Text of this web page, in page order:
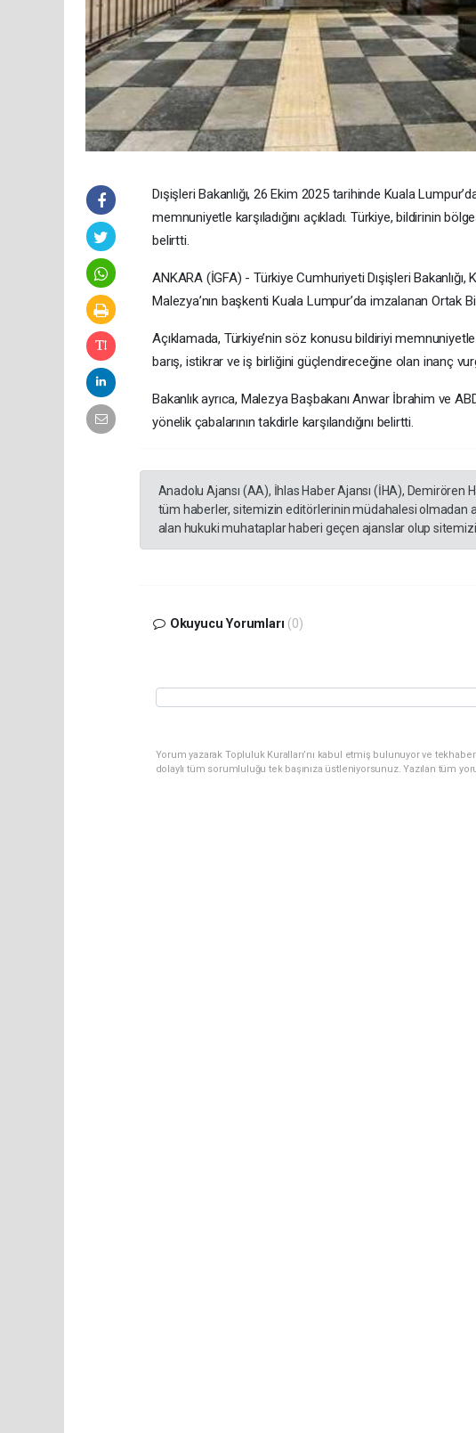
Dışişleri Bakanlığı, 26 Ekim 2025 tarihinde Kuala
memnuniyetle karşıladığını açıkladı. Türkiye, bildirinin
belirtti.
ANKARA (İGFA) - Türkiye Cumhuriyeti Dışişleri
Malezya’nın başkenti Kuala Lumpur’da imzalanan Ortak
Açıklamada, Türkiye’nin söz konusu bildiriyi
barış, istikrar ve iş birliğini güçlendireceğine olan inanç
Bakanlık ayrıca, Malezya Başbakanı Anwar İbrahim ve
yönelik çabalarının takdirle karşılandığını belirtti.
Anadolu Ajansı (AA), İhlas Haber Ajansı (İHA), Demirören
tüm haberler, sitemizin editörlerinin müdahalesi olmadan
alan hukuki muhataplar haberi geçen ajanslar olup
Okuyucu Yorumları (0)
Yorum yazarak Topluluk Kuralları’nı kabul etmiş bulunuyor ve
dolaylı tüm sorumluluğu tek başınıza üstleniyorsunuz. Yazılan tüm